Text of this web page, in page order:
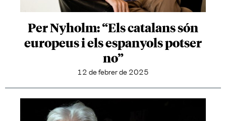
Per Nyholm: “Els catalans són
europeus i els espanyols potser
no”
12 de febrer de 2025